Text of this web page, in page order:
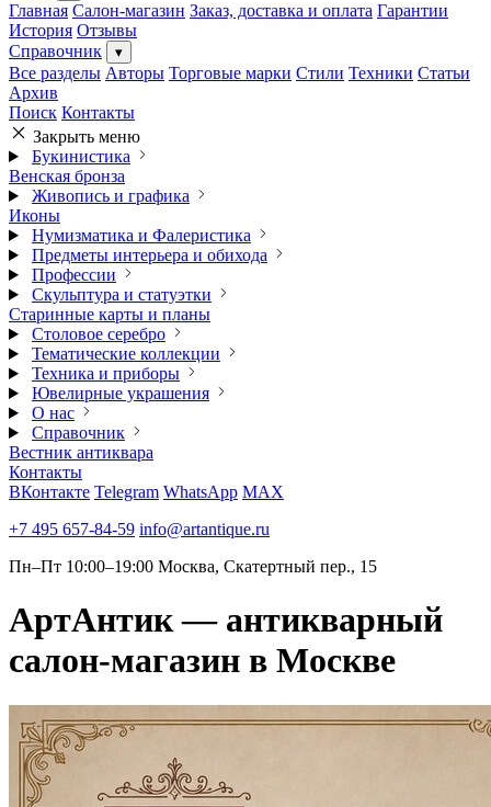
Главная Салон-магазин Заказ, доставка и оплата Гарантии
История Отзывы
Справочник
▾
Все разделы Авторы Торговые марки Стили Техники Статьи
Архив
Поиск Контакты
Закрыть меню
Букинистика
Венская бронза
Живопись и графика
Иконы
Нумизматика и Фалеристика
Предметы интерьера и обихода
Профессии
Скульптура и статуэтки
Старинные карты и планы
Столовое серебро
Тематические коллекции
Техника и приборы
Ювелирные украшения
О нас
Справочник
Вестник антиквара
Контакты
ВКонтакте Telegram WhatsApp MAX
+7 495 657-84-59 info@artantique.ru
Пн–Пт 10:00–19:00 Москва, Скатертный пер., 15
АртАнтик — антикварный
салон-магазин в Москве